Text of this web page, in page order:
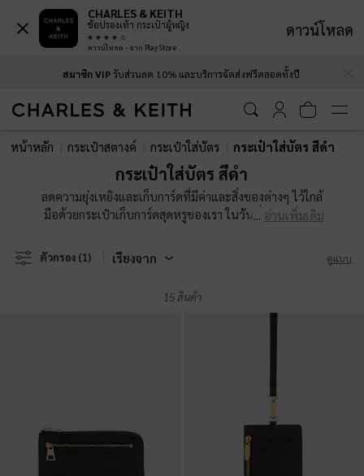
สมาชิก VIPรับส่วนลด 10% และบริการจัดส่งฟรีตลอดทั้งปี
สมาชิก VIP รับส่วนลด 10% และบริการจัดส่งฟรีตลอดทั้งปี
หน้าหลัก กระเป๋าสตางค์ กระเป๋าใส่บัตร กระเป๋าใส่บัตร สีดำ
กระเป๋าใส่บัตร สีดำ
ลดความยุ่งเหยิงและเก็บการ์ดที่มีค่าและสิ่งของต่างๆ ไว้ใกล้
มือด้วยกระเป๋าเก็บการ์ดสุดหรูของเรา ในวันที่กระแสสังคม
กายเท่านั้น ไม่ว่าคุณจะชอบที่ปิดแบบกระดุม ซิปด้านบน
หรือดีไซน์แบบหลายช่อง กระเป๋าใส่การ์ดสำหรับผู้หญิงของ
ใดก็ได้ หรือจะพกใส่กระเป๋ากางเกงในวันที่ไม่อยากถือ
อ่านเพิ่มเติม
ตัวกรอง (1) เรียงจาก ดูแบบ
15 สินค้า
CHARLES & KEITH
ช้อปรองเท้า กระเป๋าผู้หญิง
ดาวน์โหลด - จาก Play Store
ดาวน์โหลด